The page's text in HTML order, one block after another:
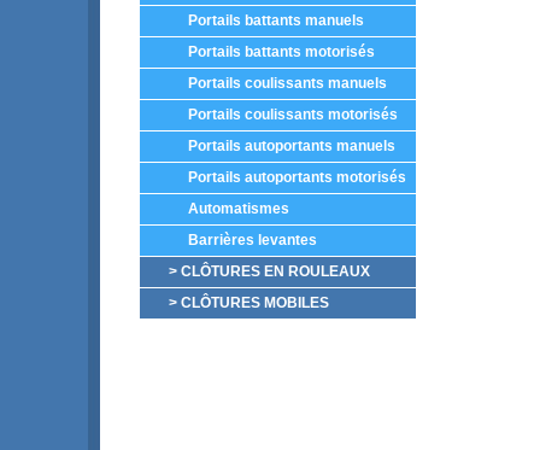
Portails battants manuels
Portails battants motorisés
Portails coulissants manuels
Portails coulissants motorisés
Portails autoportants manuels
Portails autoportants motorisés
Automatismes
Barrières levantes
> CLÔTURES EN ROULEAUX
> CLÔTURES MOBILES